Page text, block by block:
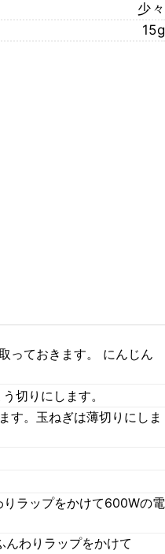
少々
15g
っておきます。 にんじん
切りにします。
す。玉ねぎは薄切りにしま
ラップをかけて600Wの電
んわりラップをかけて